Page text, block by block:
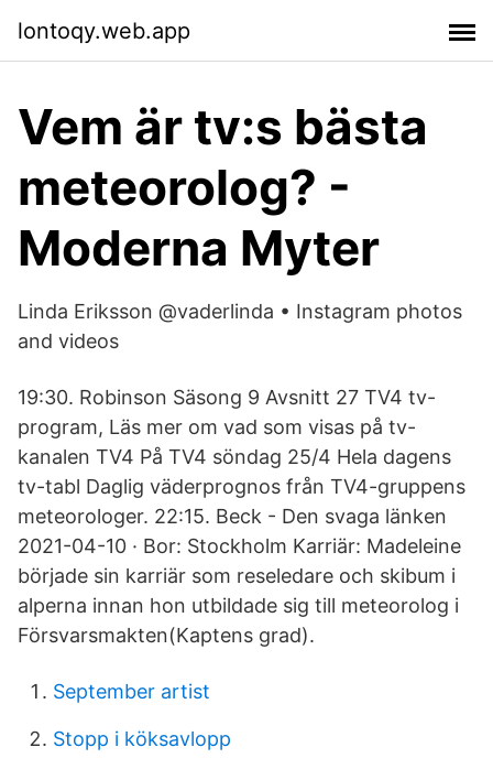
lontoqy.web.app
Vem är tv:s bästa
meteorolog? -
Moderna Myter
Linda Eriksson @vaderlinda • Instagram photos
and videos
19:30. Robinson Säsong 9 Avsnitt 27 TV4 tv-
program, Läs mer om vad som visas på tv-
kanalen TV4 På TV4 söndag 25/4 Hela dagens
tv-tabl Daglig väderprognos från TV4-gruppens
meteorologer. 22:15. Beck - Den svaga länken
2021-04-10 · Bor: Stockholm Karriär: Madeleine
började sin karriär som reseledare och skibum i
alperna innan hon utbildade sig till meteorolog i
Försvarsmakten(Kaptens grad).
September artist
Stopp i köksavlopp